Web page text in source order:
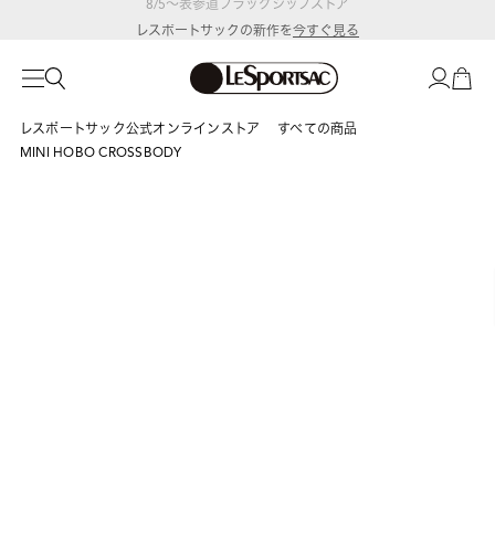
レスポートサックの新作を今すぐ見る
レスポートサック公式オンラインストア
すべての商品
MINI HOBO CROSSBODY